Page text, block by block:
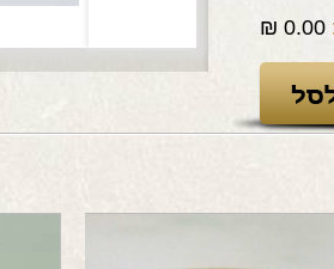
0.00
₪